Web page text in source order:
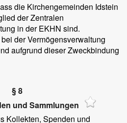
die Kirchengemeinden Idstein
der Zentralen
in der EKHN sind.
der Vermögensverwaltung
aufgrund dieser Zweckbindung
§ 8
und Sammlungen
Kollekten, Spenden und